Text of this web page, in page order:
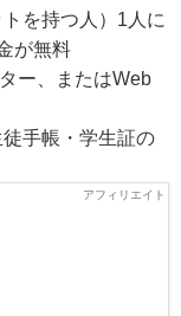
を持つ人）1人に
が無料
ー、またはWeb
手帳・学生証の